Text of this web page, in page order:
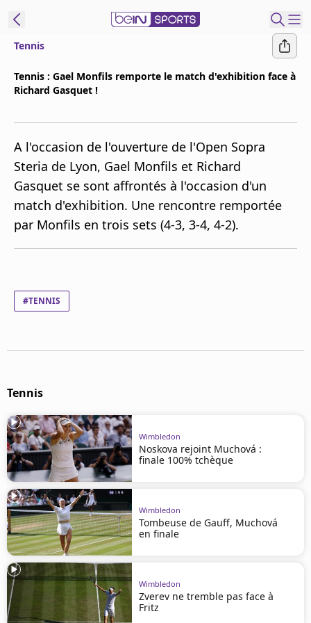
Replays
Podcasts
En Direct
Gérer les
Contactez nous
beINSPIRED
CGU
Protection des données
Tennis
Tennis : Gael Monfils remporte le match d'exhibition face à
Richard Gasquet !
A l'occasion de l'ouverture de l'Open Sopra
Steria de Lyon, Gael Monfils et Richard
Gasquet se sont affrontés à l'occasion d'un
match d'exhibition. Une rencontre remportée
par Monfils en trois sets (4-3, 3-4, 4-2).
#TENNIS
Tennis
Wimbledon
Noskova rejoint Muchová :
finale 100% tchèque
Wimbledon
Tombeuse de Gauff, Muchová
en finale
Wimbledon
Zverev ne tremble pas face à
Fritz